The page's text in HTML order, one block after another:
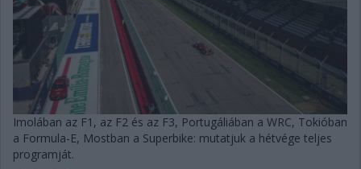
Imolában az F1, az F2 és az F3, Portugáliában a WRC, Tokióban
a Formula-E, Mostban a Superbike: mutatjuk a hétvége teljes
programját.